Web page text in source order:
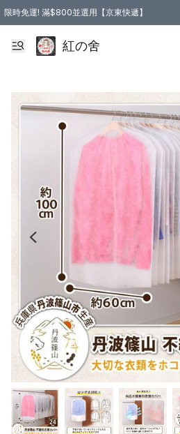
限時免運! 滿$800並選用【京東快遞】
紅の舍